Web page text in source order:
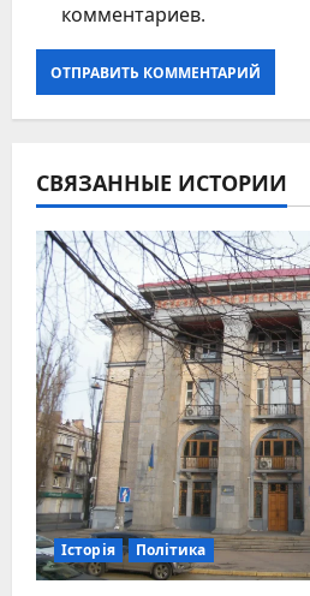
комментариев.
СВЯЗАННЫЕ ИСТОРИИ
Історія Політика